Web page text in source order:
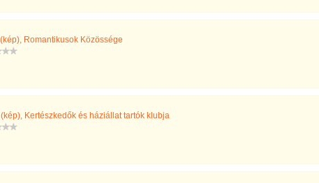
(kép), Romantikusok Közössége
(kép), Kertészkedők és háziállat tartók klubja